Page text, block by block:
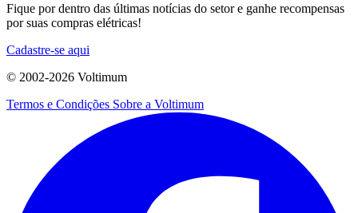
Fique por dentro das últimas notícias do setor e ganhe recompensas
por suas compras elétricas!
Cadastre-se aqui
© 2002-2026 Voltimum
Termos e Condições Sobre a Voltimum